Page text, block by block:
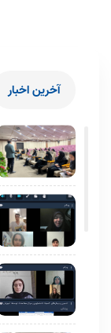
آخرین اخبار